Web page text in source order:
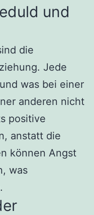
und
die
Jede
was bei einer
anderen nicht
positive
anstatt die
können Angst
was